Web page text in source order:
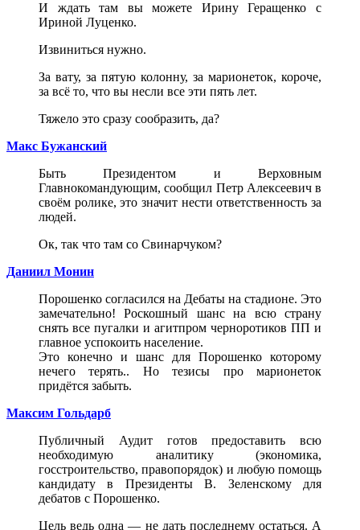
И ждать там вы можете Ирину Геращенко с
Ириной Луценко.
Извиниться нужно.
За вату, за пятую колонну, за марионеток, короче,
за всё то, что вы несли все эти пять лет.
Тяжело это сразу сообразить, да?
Макс Бужанский
Быть Президентом и Верховным
Главнокомандующим, сообщил Петр Алексеевич в
своём ролике, это значит нести ответственность за
людей.
Ок, так что там со Свинарчуком?
Даниил Монин
Порошенко согласился на Дебаты на стадионе. Это
замечательно! Роскошный шанс на всю страну
снять все пугалки и агитпром черноротиков ПП и
главное успокоить население.
Это конечно и шанс для Порошенко которому
нечего терять.. Но тезисы про марионеток
придётся забыть.
Максим Гольдарб
Публичный Аудит готов предоставить всю
необходимую аналитику (экономика,
госстроительство, правопорядок) и любую помощь
кандидату в Президенты В. Зеленскому для
дебатов с Порошенко.
Цель ведь одна — не дать последнему остаться. А